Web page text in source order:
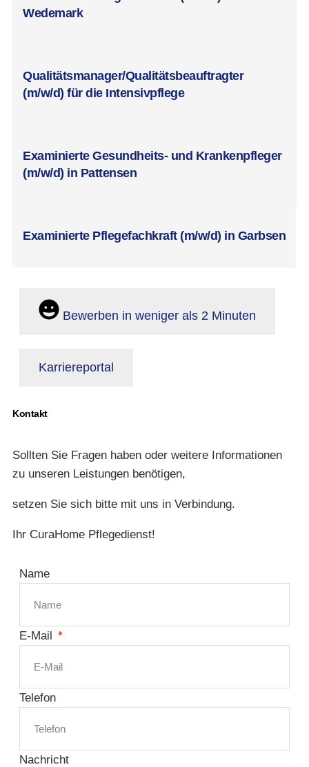
Wedemark
Qualitätsmanager/Qualitätsbeauftragter
(m/w/d) für die Intensivpflege
Examinierte Gesundheits- und Krankenpfleger
(m/w/d) in Pattensen
Examinierte Pflegefachkraft (m/w/d) in Garbsen
Bewerben in weniger als 2 Minuten
Karriereportal
Kontakt
Sollten Sie Fragen haben oder weitere Informationen
zu unseren Leistungen benötigen,
setzen Sie sich bitte mit uns in Verbindung.
Ihr CuraHome Pflegedienst!
Name
E-Mail
Telefon
Nachricht